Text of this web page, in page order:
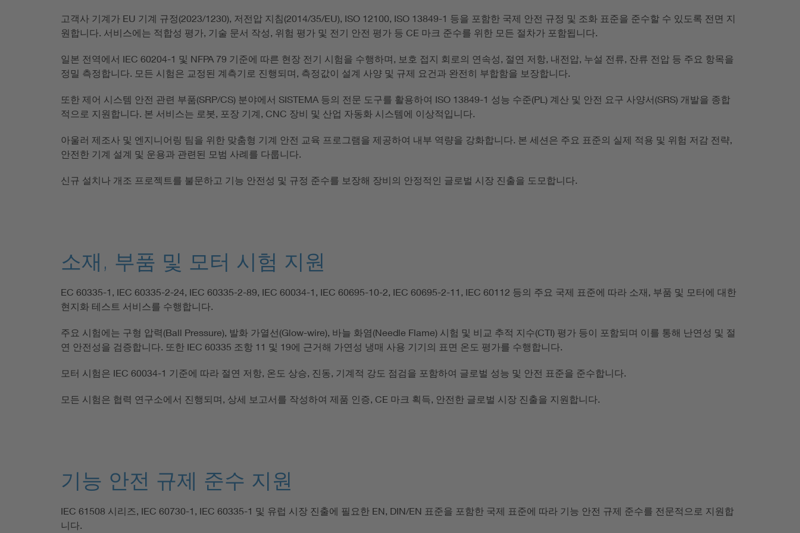
고객사 기계가 EU 기계 규정(2023/1230), 저전압 지침(2014/35/EU), ISO 12100, ISO 13849-1 등을 포함한 국제 안전 규정 및 조화 표준을 준수할 수 있도록 전면 지
원합니다. 서비스에는 적합성 평가, 기술 문서 작성, 위험 평가 및 전기 안전 평가 등 CE 마크 준수를 위한 모든 절차가 포함됩니다.
일본 전역에서 IEC 60204-1 및 NFPA 79 기준에 따른 현장 전기 시험을 수행하며, 보호 접지 회로의 연속성, 절연 저항, 내전압, 누설 전류, 잔류 전압 등 주요 항목을
정밀 측정합니다. 모든 시험은 교정된 계측기로 진행되며, 측정값이 설계 사양 및 규제 요건과 완전히 부합함을 보장합니다.
또한 제어 시스템 안전 관련 부품(SRP/CS) 분야에서 SISTEMA 등의 전문 도구를 활용하여 ISO 13849-1 성능 수준(PL) 계산 및 안전 요구 사양서(SRS) 개발을 종합
적으로 지원합니다. 본 서비스는 로봇, 포장 기계, CNC 장비 및 산업 자동화 시스템에 이상적입니다.
아울러 제조사 및 엔지니어링 팀을 위한 맞춤형 기계 안전 교육 프로그램을 제공하여 내부 역량을 강화합니다. 본 세션은 주요 표준의 실제 적용 및 위험 저감 전략,
안전한 기계 설계 및 운용과 관련된 모범 사례를 다룹니다.
신규 설치나 개조 프로젝트를 불문하고 기능 안전성 및 규정 준수를 보장해 장비의 안정적인 글로벌 시장 진출을 도모합니다.
소재, 부품 및 모터 시험 지원
EC 60335-1, IEC 60335-2-24, IEC 60335-2-89, IEC 60034-1, IEC 60695-10-2, IEC 60695-2-11, IEC 60112 등의 주요 국제 표준에 따라 소재, 부품 및 모터에 대한
현지화 테스트 서비스를 수행합니다.
주요 시험에는 구형 압력(Ball Pressure), 발화 가열선(Glow-wire), 바늘 화염(Needle Flame) 시험 및 비교 추적 지수(CTI) 평가 등이 포함되며 이를 통해 난연성 및 절
연 안전성을 검증합니다. 또한 IEC 60335 조항 11 및 19에 근거해 가연성 냉매 사용 기기의 표면 온도 평가를 수행합니다.
모터 시험은 IEC 60034-1 기준에 따라 절연 저항, 온도 상승, 진동, 기계적 강도 점검을 포함하여 글로벌 성능 및 안전 표준을 준수합니다.
모든 시험은 협력 연구소에서 진행되며, 상세 보고서를 작성하여 제품 인증, CE 마크 획득, 안전한 글로벌 시장 진출을 지원합니다.
기능 안전 규제 준수 지원
IEC 61508 시리즈, IEC 60730-1, IEC 60335-1 및 유럽 시장 진출에 필요한 EN, DIN/EN 표준을 포함한 국제 표준에 따라 기능 안전 규제 준수를 전문적으로 지원합
니다.